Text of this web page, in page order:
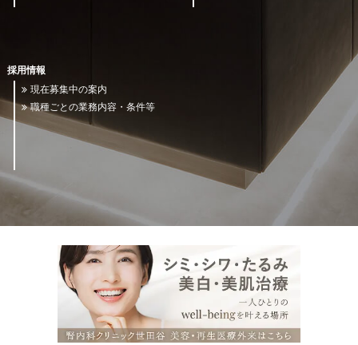
採用情報
現在募集中の案内
職種ごとの業務内容・条件等